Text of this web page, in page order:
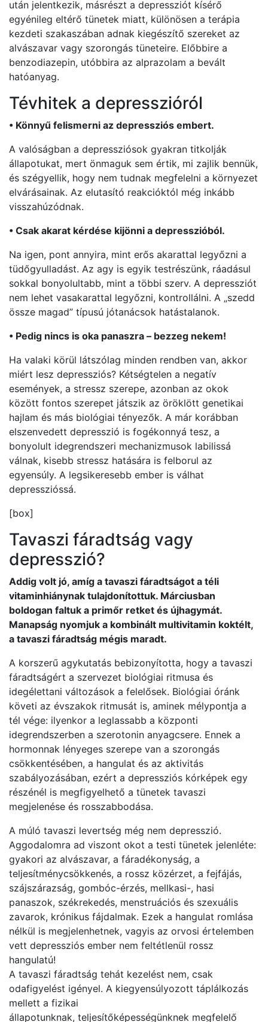
után jelentkezik, másrészt a depressziót kísérő
egyénileg eltérő tünetek miatt, különösen a terápia
kezdeti szakaszában adnak kiegészítő szereket az
alvászavar vagy szorongás tüneteire. Előbbire a
benzodiazepin, utóbbira az alprazolam a bevált
hatóanyag.
Tévhitek a depresszióról
• Könnyű felismerni az depressziós embert.
A valóságban a depressziósok gyakran titkolják
állapotukat, mert önmaguk sem értik, mi zajlik bennük,
és szégyellik, hogy nem tudnak megfelelni a környezet
elvárásainak. Az elutasító reakcióktól még inkább
visszahúzódnak.
• Csak akarat kérdése kijönni a depresszióból.
Na igen, pont annyira, mint erős akarattal legyőzni a
tüdőgyulladást. Az agy is egyik testrészünk, ráadásul
sokkal bonyolultabb, mint a többi szerv. A depressziót
nem lehet vasakarattal legyőzni, kontrollálni. A „szedd
össze magad” típusú jótanácsok hatástalanok.
• Pedig nincs is oka panaszra – bezzeg nekem!
Ha valaki körül látszólag minden rendben van, akkor
miért lesz depressziós? Kétségtelen a negatív
események, a stressz szerepe, azonban az okok
között fontos szerepet játszik az öröklött genetikai
hajlam és más biológiai tényezők. A már korábban
elszenvedett depresszió is fogékonnyá tesz, a
bonyolult idegrendszeri mechanizmusok labilissá
válnak, kisebb stressz hatására is felborul az
egyensúly. A legsikeresebb ember is válhat
depresszióssá.
[box]
Tavaszi fáradtság vagy
depresszió?
Addig volt jó, amíg a tavaszi fáradtságot a téli
vitaminhiánynak tulajdonítottuk. Márciusban
boldogan faltuk a primőr retket és újhagymát.
Manapság nyomjuk a kombinált multivitamin koktélt,
a tavaszi fáradtság mégis maradt.
A korszerű agykutatás bebizonyította, hogy a tavaszi
fáradtságért a szervezet biológiai ritmusa és
idegélettani változások a felelősek. Biológiai óránk
követi az évszakok ritmusát is, aminek mélypontja a
tél vége: ilyenkor a leglassabb a központi
idegrendszerben a szerotonin anyagcsere. Ennek a
hormonnak lényeges szerepe van a szorongás
csökkentésében, a hangulat és az aktivitás
szabályozásában, ezért a depressziós kórképek egy
részénél is megfigyelhető a tünetek tavaszi
megjelenése és rosszabbodása.
A múló tavaszi levertség még nem depresszió.
Aggodalomra ad viszont okot a testi tünetek jelenléte:
gyakori az alvászavar, a fáradékonyság, a
teljesítménycsökkenés, a rossz közérzet, a fejfájás,
szájszárazság, gombóc-érzés, mellkasi-, hasi
panaszok, székrekedés, menstruációs és szexuális
zavarok, krónikus fájdalmak. Ezek a hangulat romlása
nélkül is megjelenhetnek, vagyis az orvosi értelemben
vett depressziós ember nem feltétlenül rossz
hangulatú!
A tavaszi fáradtság tehát kezelést nem, csak
odafigyelést igényel. A kiegyensúlyozott táplálkozás
mellett a fizikai
állapotunknak, teljesítőképességünknek megfelelő